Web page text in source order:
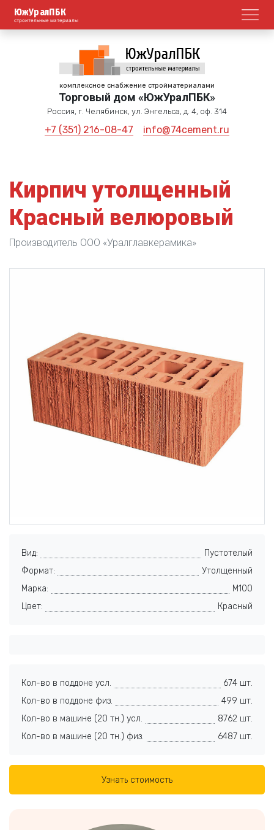
ЮжУралПБК
строительные материалы
комплексное снабжение стройматериалами
Торговый дом «ЮжУралПБК»
Россия, г. Челябинск, ул. Энгельса, д. 4, оф. 314
+7 (351) 216-08-47 info@74cement.ru
Кирпич утолщенный
Красный велюровый
Производитель ООО «Уралглавкерамика»
Вид:
Пустотелый
Формат:
Утолщенный
Марка:
M100
Цвет:
Красный
Кол-во в поддоне усл.
674 шт.
Кол-во в поддоне физ.
499 шт.
Кол-во в машине (20 тн.) усл.
8762 шт.
Кол-во в машине (20 тн.) физ.
6487 шт.
Узнать стоимость